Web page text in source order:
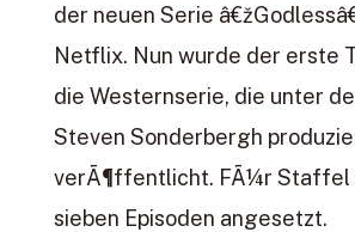
der neuen Serie
Netflix. Nun wurde der erste
die Westernserie, die unter
Steven Sonderbergh
verÃ¶ffentlicht. FÃ¼r Staffel
sieben Episoden angesetzt.